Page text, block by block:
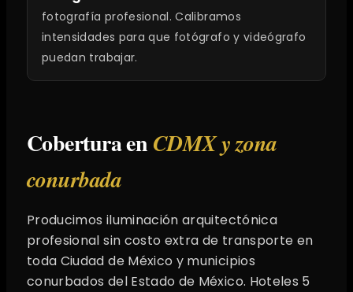
fotografía profesional. Calibramos
intensidades para que fotógrafo y videógrafo
puedan trabajar.
Cobertura en CDMX y zona
conurbada
Producimos iluminación arquitectónica
profesional sin costo extra de transporte en
toda Ciudad de México y municipios
conurbados del Estado de México. Hoteles 5